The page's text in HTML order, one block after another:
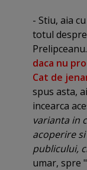
- Stiu, aia
totul
daca nu
Cat de
spus asta,
incearca
varianta in
acoperire
publicului,
umar, spre